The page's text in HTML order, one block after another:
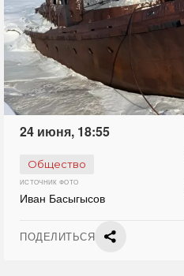
24 июня, 18:55
Общество
ИСТОЧНИК ФОТО
Иван Басыгысов
ПОДЕЛИТЬСЯ